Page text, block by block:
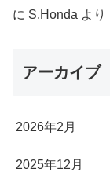
に S.Honda より
アーカイブ
2026年2月
2025年12月